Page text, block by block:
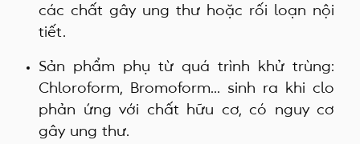
các chất gây ung thư hoặc rối loạn nội
tiết.
Sản phẩm phụ từ quá trình khử trùng:
Chloroform, Bromoform... sinh ra khi clo
phản ứng với chất hữu cơ, có nguy cơ
gây ung thư.